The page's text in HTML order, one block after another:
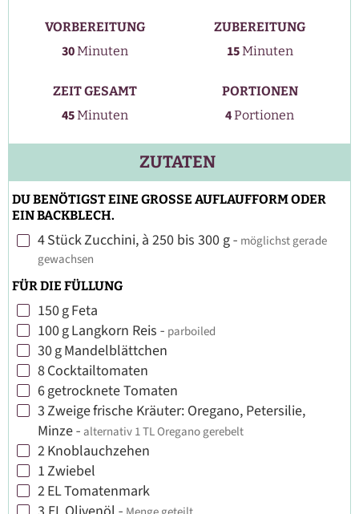
VORBEREITUNG
30Minuten
Minuten
ZUBEREITUNG
15Minuten
Minuten
ZEIT GESAMT
45Minuten
Minuten
PORTIONEN
4Portionen
ZUTATEN
DU BENÖTIGST EINE GROSSE AUFLAUFFORM ODER
EIN BACKBLECH.
▢
4StückZucchini, à 250 bis 300 g - möglichst gerade
gewachsen
FÜR DIE FÜLLUNG
▢
150gFeta
▢
100gLangkorn Reis - parboiled
▢
30gMandelblättchen
▢
8Cocktailtomaten
▢
6getrocknete Tomaten
▢
3Zweigefrische Kräuter: Oregano, Petersilie,
Minze - alternativ 1 TL Oregano gerebelt
▢
2Knoblauchzehen
▢
1Zwiebel
▢
2ELTomatenmark